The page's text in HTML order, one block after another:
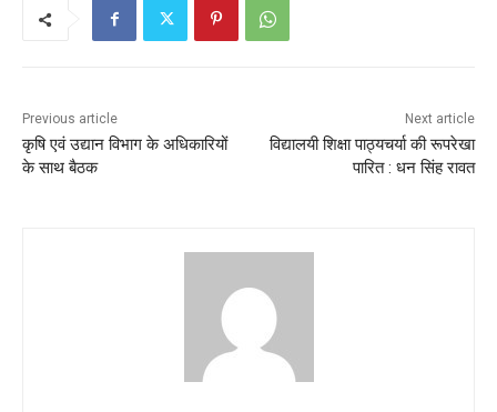
Previous article
कृषि एवं उद्यान विभाग के अधिकारियों
के साथ बैठक
Next article
विद्यालयी शिक्षा पाठ्यचर्या की रूपरेखा
पारित : धन सिंह रावत